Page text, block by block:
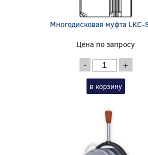
Многодисковая муфта LKC-
Цена по запросу
- +
в корзину